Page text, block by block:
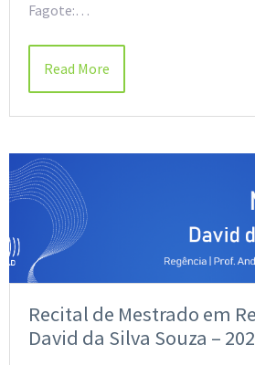
Fagote:…
Read More
Recital de Mestrado em
David da Silva Souza –